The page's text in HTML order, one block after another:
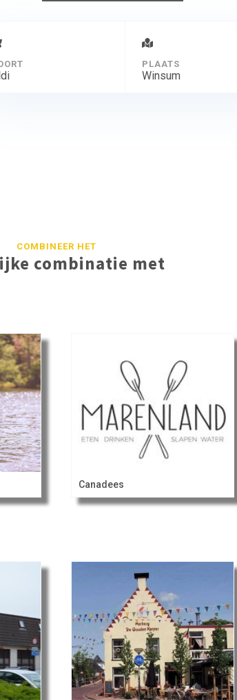
PLAATS
Winsum
COMBINEER HET
combinatie met
Canadees